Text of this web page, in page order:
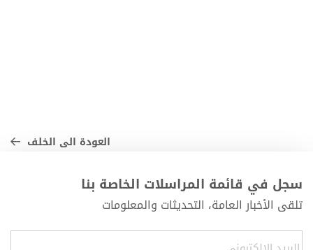
العودة الى الخلف
سجل في قائمة المراسلات الخاصة بنا
تلقى الأخبار العامة، التحديثات والمعلومات